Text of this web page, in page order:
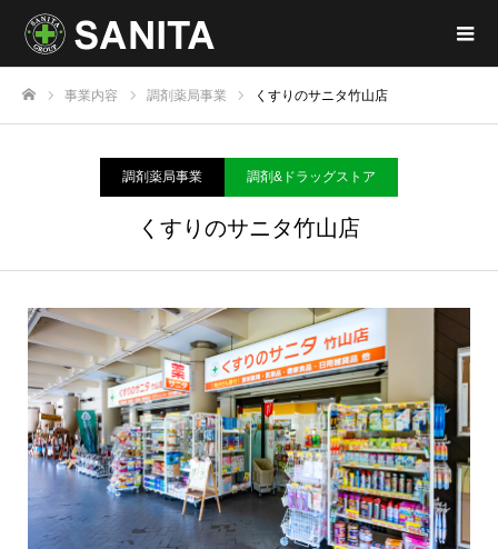
事業内容 調剤薬局事業 くすりのサニタ竹山店
調剤薬局事業 調剤&ドラッグストア
くすりのサニタ竹山店